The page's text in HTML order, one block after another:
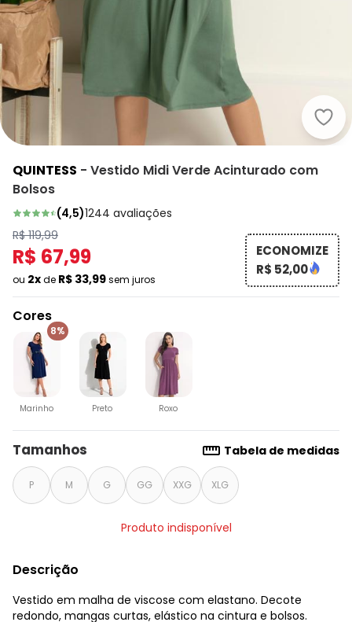
QUINTESS - Vestido Midi Verde Acinturado com
Bolsos
(4,5)1244 avaliações
R$ 119,99
R$ 67,99
ou 2xde R$ 33,99sem juros
ECONOMIZE
R$ 52,00
Cores
8%
Marinho Preto Roxo
Tamanhos Tabela de medidas
P M G GG XXG XLG
Produto indisponível
Descrição
Vestido em malha de viscose com elastano. Decote
redondo, mangas curtas, elástico na cintura e bolsos.